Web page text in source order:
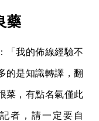
藥
「我的佈線經驗不
的是知識轉譯，翻
菜，有點名氣僅此
者，請一定要自